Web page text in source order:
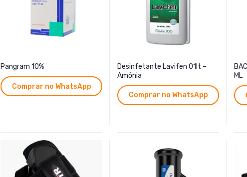
Pangram 10%
Comprar no WhatsApp
Desinfetante Lavifen 01lt –
Amônia
Comprar no WhatsApp
ML